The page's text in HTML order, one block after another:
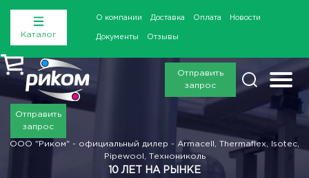
Каталог
О компании Доставка Оплата Новости
Документы Отзывы
Отправить
запрос
Отправить
запрос
ООО "Риком" - официальный дилер - Armacell, Thermaflex, Isotec,
Pipewool, Технониколь
10 ЛЕТ НА РЫНКЕ